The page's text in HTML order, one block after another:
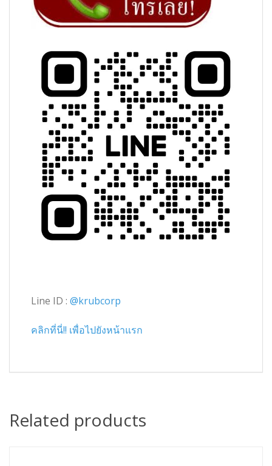
Line ID : @krubcorp
คลิกที่นี่!! เพื่อไปยังหน้าแรก
Related products